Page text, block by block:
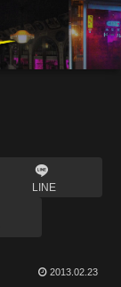
LINE
2013.02.23